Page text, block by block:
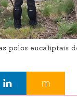
polos eucaliptais
m